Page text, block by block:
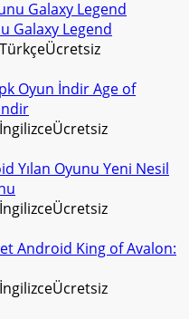
Galaxy Legend
TürkçeÜcretsiz
Age of
İngilizceÜcretsiz
Yeni Nesil
İngilizceÜcretsiz
King of Avalon:
İngilizceÜcretsiz